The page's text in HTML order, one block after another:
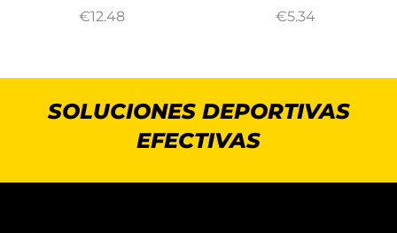
€12.48 €5.34
SOLUCIONES DEPORTIVAS
EFECTIVAS